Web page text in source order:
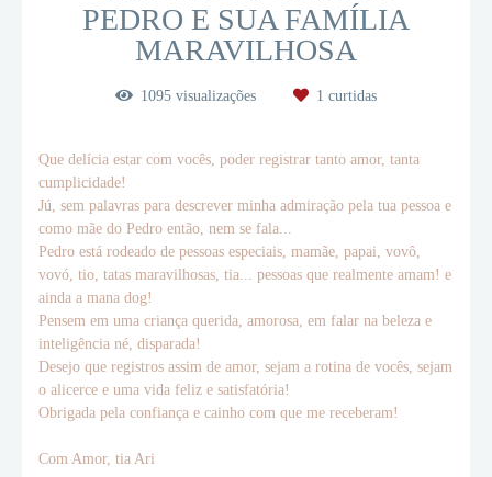
PEDRO E SUA FAMÍLIA
MARAVILHOSA
1095 visualizações 1 curtidas
Que delícia estar com vocês, poder registrar tanto amor, tanta
cumplicidade!
Jú, sem palavras para descrever minha admiração pela tua pessoa e
como mãe do Pedro então, nem se fala...
Pedro está rodeado de pessoas especiais, mamãe, papai, vovô,
vovó, tio, tatas maravilhosas, tia... pessoas que realmente amam! e
ainda a mana dog!
Pensem em uma criança querida, amorosa, em falar na beleza e
inteligência né, disparada!
Desejo que registros assim de amor, sejam a rotina de vocês, sejam
o alicerce e uma vida feliz e satisfatória!
Obrigada pela confiança e cainho com que me receberam!
Com Amor, tia Ari